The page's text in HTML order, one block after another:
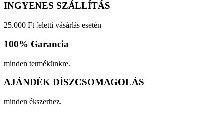
INGYENES SZÁLLÍTÁS
25.000 Ft feletti vásárlás esetén
100% Garancia
minden termékünkre.
AJÁNDÉK DÍSZCSOMAGOLÁS
minden ékszerhez.